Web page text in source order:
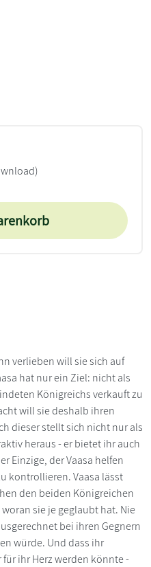
verlieben will sie sich auf
hat nur ein Ziel: nicht als
Königreichs verkauft zu
will sie deshalb ihren
dieser stellt sich nicht nur als
heraus - er bietet ihr auch
Einzige, der Vaasa helfen
kontrollieren. Vaasa lässt
den beiden Königreichen
sie je geglaubt hat. Nie
bei ihren Gegnern
würde. Und dass ihr
ihr Herz werden könnte -